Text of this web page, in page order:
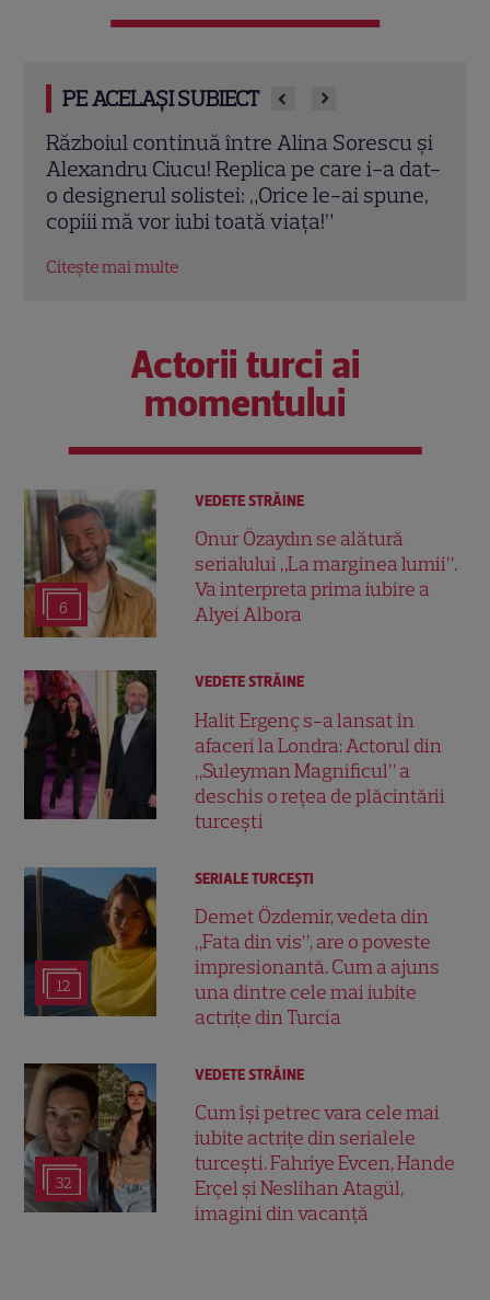
PE ACELAȘI SUBIECT
Alina Sorescu, dezvăluiri despre relația
cu Alexandru Ciucu la un an și jumătate
de la divorț: „Nu aș vrea să mai discut”
Citește mai multe
Actorii turci ai
momentului
6
VEDETE STRĂINE
Onur Özaydın se alătură
serialului „La marginea lumii”.
Va interpreta prima iubire a
Alyei Albora
VEDETE STRĂINE
Halit Ergenç s-a lansat în
afaceri la Londra: Actorul din
„Suleyman Magnificul” a
deschis o rețea de plăcintării
turcești
12
SERIALE TURCEŞTI
Demet Özdemir, vedeta din
„Fata din vis”, are o poveste
impresionantă. Cum a ajuns
una dintre cele mai iubite
actrițe din Turcia
32
VEDETE STRĂINE
Cum își petrec vara cele mai
iubite actrițe din serialele
turcești. Fahriye Evcen, Hande
Erçel și Neslihan Atagül,
imagini din vacanță